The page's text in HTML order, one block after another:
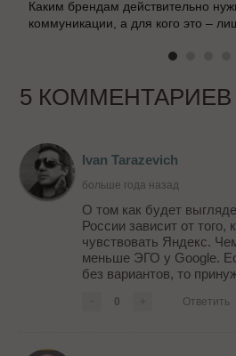
Каким брендам действительно
коммуникации, а для кого это –
5 КОММЕНТАРИЕВ
Ivan Tarazevich
больше года назад
О том как будет
России зависит от того,
чувствовать Яндекс.
меньше ЭГО у Google.
без вариантов, то
0 Ответить